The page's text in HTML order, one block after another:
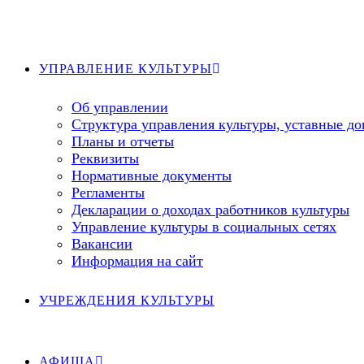
УПРАВЛЕНИЕ КУЛЬТУРЫ
Об управлении
Структура управления культуры, уставные
Планы и отчеты
Реквизиты
Нормативные документы
Регламенты
Декларации о доходах работников культуры
Управление культуры в социальных сетях
Вакансии
Информация на сайт
УЧРЕЖДЕНИЯ КУЛЬТУРЫ
АФИША